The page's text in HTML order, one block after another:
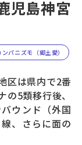
児島神宮
パニズモ（郷土愛）
区は県内で2番
5類移行後、
ウンド（外国
、さらに面の